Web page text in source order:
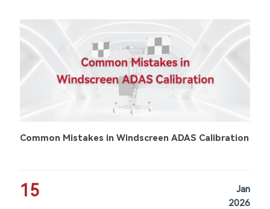
Common Mistakes in Windscreen ADAS Calibration
15
Jan
2026